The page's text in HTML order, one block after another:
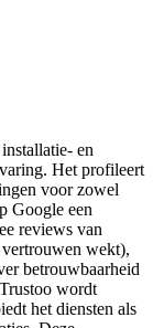
en
Het profileert
voor zowel
Google een
reviews van
wekt),
betrouwbaarheid
wordt
het diensten als